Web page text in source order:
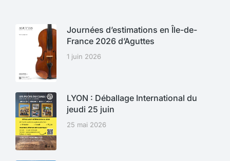
Journées d’estimations en Île-de-
France 2026 d’Aguttes
1 juin 2026
LYON : Déballage International du
jeudi 25 juin
25 mai 2026